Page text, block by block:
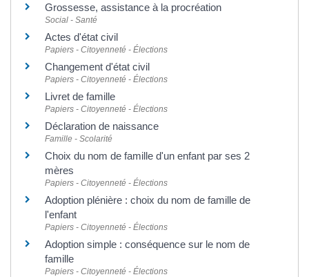
Grossesse, assistance à la procréation
Social - Santé
Actes d'état civil
Papiers - Citoyenneté - Élections
Changement d'état civil
Papiers - Citoyenneté - Élections
Livret de famille
Papiers - Citoyenneté - Élections
Déclaration de naissance
Famille - Scolarité
Choix du nom de famille d'un enfant par ses 2
mères
Papiers - Citoyenneté - Élections
Adoption plénière : choix du nom de famille de
l'enfant
Papiers - Citoyenneté - Élections
Adoption simple : conséquence sur le nom de
famille
Papiers - Citoyenneté - Élections